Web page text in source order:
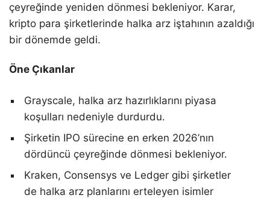
çeyreğinde yeniden dönmesi bekleniyor. Karar,
kripto para şirketlerinde halka arz iştahının azaldığı
bir dönemde geldi.
Öne Çıkanlar
Grayscale, halka arz hazırlıklarını piyasa
koşulları nedeniyle durdurdu.
Şirketin IPO sürecine en erken 2026’nın
dördüncü çeyreğinde dönmesi bekleniyor.
Kraken, Consensys ve Ledger gibi şirketler
de halka arz planlarını erteleyen isimler